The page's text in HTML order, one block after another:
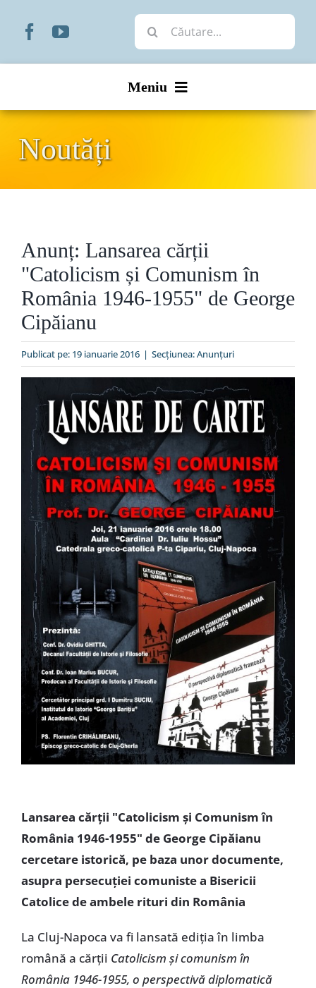
Cautare...
Meniu
Organizare
Liturgic
Special
Noutăți
Anunț: Lansarea cărții
"Catolicism și Comunism în
România 1946-1955" de George
Cipăianu
Publicat pe: 19 ianuarie 2016 | Secțiunea:Anunţuri
Lansarea cărții "Catolicism și Comunism în
România 1946-1955" de George Cipăianu
cercetare istorică, pe baza unor documente,
asupra persecuției comuniste a Bisericii
Catolice de ambele rituri din România
La Cluj-Napoca va fi lansată ediția în limba
română a cărții Catolicism și comunism în
România 1946-1955, o perspectivă diplomatică